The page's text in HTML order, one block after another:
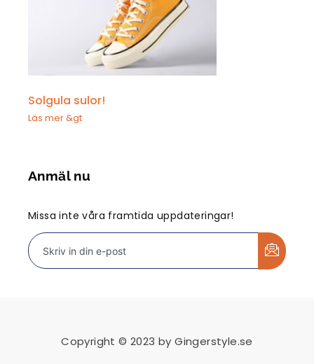
Solgula sulor!
Läs mer &gt
Anmäl nu
Missa inte våra framtida uppdateringar!
Copyright © 2023 by Gingerstyle.se